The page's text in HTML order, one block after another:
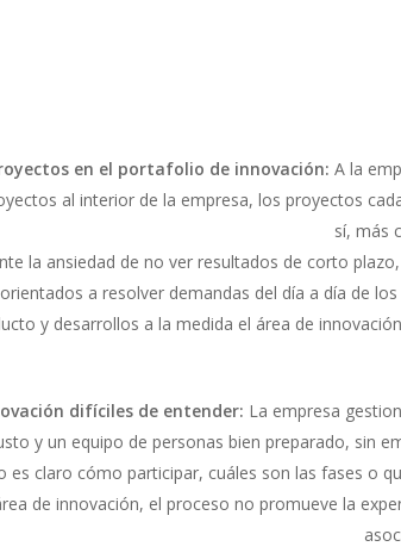
en el portafolio de innovación: A la
al interior de la empresa, los proyectos
sí, más
la ansiedad de no ver resultados de corto
a resolver demandas del día a día de
y desarrollos a la medida el área de
difíciles de entender: La empresa
y un equipo de personas bien preparado, sin
es claro cómo participar, cuáles son las fases o
de innovación, el proceso no promueve la